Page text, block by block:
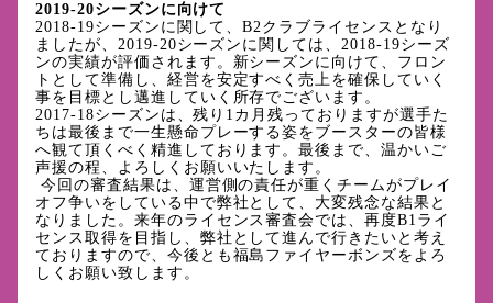
2019-20シーズンに向けて
2018-19シーズンに関して、B2クラブライセンスとなり
ましたが、2019-20シーズンに関しては、2018-19シーズ
ンの実績が評価されます。新シーズンに向けて、フロン
トとして準備し、経営を安定すべく売上を確保していく
事を目標とし邁進していく所存でございます。
2017-18シーズンは、残り1カ月残っておりますが選手た
ちは最後まで一生懸命プレーする姿をブースターの皆様
へ観て頂くべく精進しております。最後まで、温かいご
声援の程、よろしくお願いいたします。
今回の審査結果は、運営側の責任が重くチームがプレイ
オフ争いをしている中で弊社として、大変残念な結果と
なりました。来年のライセンス審査会では、再度B1ライ
センス取得を目指し、弊社として進んで行きたいと考え
ておりますので、今後とも福島ファイヤーボンズをよろ
しくお願い致します。